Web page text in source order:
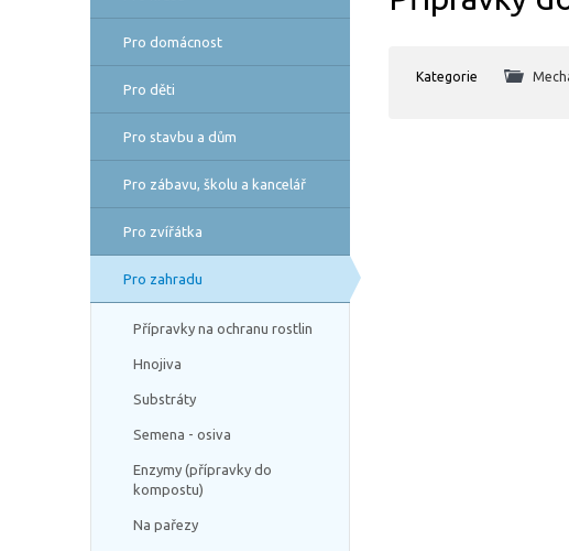
Pro domácnost
Pro děti
Pro stavbu a dům
Pro zábavu, školu a kancelář
Pro zvířátka
Pro zahradu
Přípravky na ochranu rostlin
Hnojiva
Substráty
Semena - osiva
Enzymy (přípravky do
kompostu)
Na pařezy
Kategorie